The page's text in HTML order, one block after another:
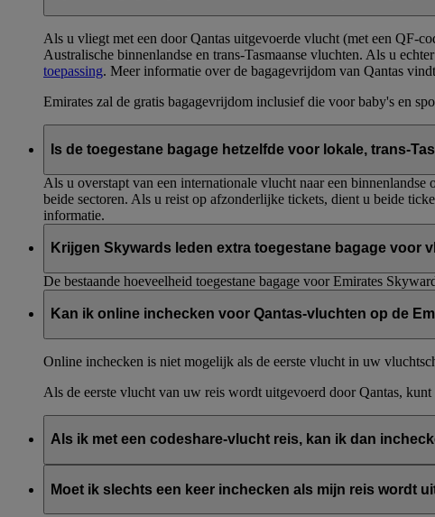
Als u vliegt met een door Qantas uitgevoerde vlucht (met een QF-
Australische binnenlandse en trans-Tasmaanse vluchten. Als u
toepassing. Meer informatie over de bagagevrijdom van Qantas
Emirates zal de gratis bagagevrijdom inclusief die voor baby's en
Is de toegestane bagage hetzelfde voor lokale, trans-
Als u overstapt van een internationale vlucht naar een
beide sectoren. Als u reist op afzonderlijke tickets, dient u beide
informatie.
Krijgen Skywards leden extra toegestane bagage voor
De bestaande hoeveelheid toegestane bagage voor Emirates
Kan ik online inchecken voor Qantas-vluchten op de
Online inchecken is niet mogelijk als de eerste vlucht in uw
Als de eerste vlucht van uw reis wordt uitgevoerd door Qantas,
Als ik met een codeshare-vlucht reis, kan ik dan
Nee. Als u vliegt met een door Emirates uitgevoerde vlucht, dient
Moet ik slechts een keer inchecken als mijn reis wordt